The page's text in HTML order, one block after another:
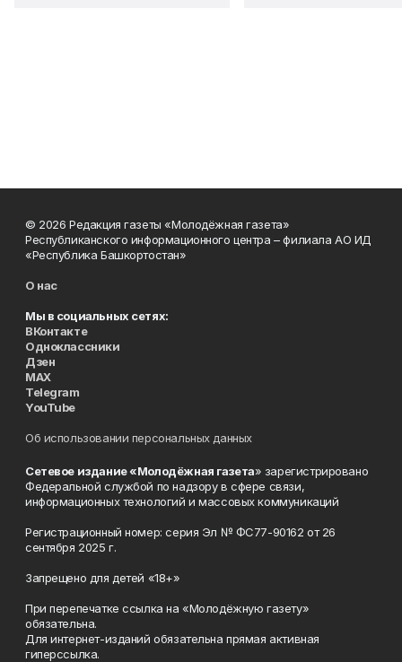
© 2026 Редакция газеты «Молодёжная газета»
Республиканского информационного центра – филиала АО ИД
«Республика Башкортостан»
О нас
Мы в социальных сетях:
ВКонтакте
Одноклассники
Дзен
MAX
Telegram
YouTube
Об использовании персональных данных
Сетевое издание «Молодёжная газета» зарегистрировано
Федеральной службой по надзору в сфере связи,
информационных технологий и массовых коммуникаций
Регистрационный номер: серия Эл № ФС77-90162 от 26
сентября 2025 г.
Запрещено для детей «18+»
При перепечатке ссылка на «Молодёжную газету»
обязательна.
Для интернет-изданий обязательна прямая активная
гиперссылка.